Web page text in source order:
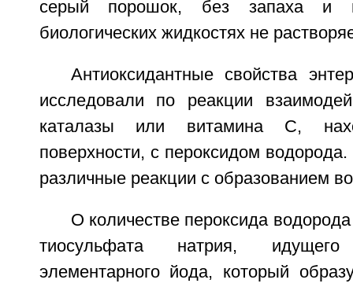
серый порошок, без запаха
биологических жидкостях не
Антиоксидантные свойства
исследовали по реакции
каталазы или витамина С,
поверхности, с пероксидом
различные реакции с образованием
О количестве пероксида
тиосульфата натрия,
элементарного йода, который